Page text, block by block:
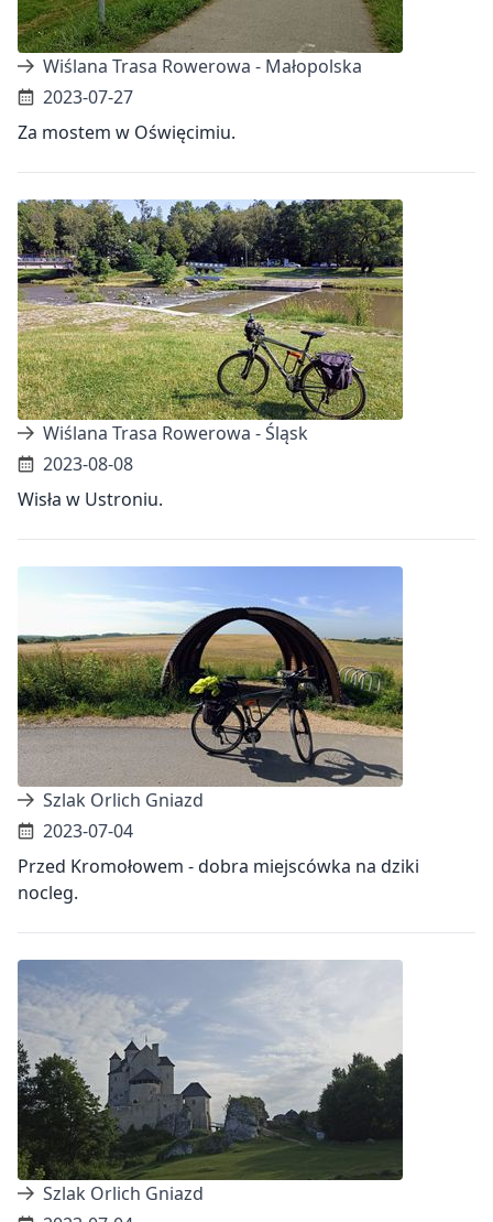
Wiślana Trasa Rowerowa - Małopolska
2023-07-27
Za mostem w Oświęcimiu.
Wiślana Trasa Rowerowa - Śląsk
2023-08-08
Wisła w Ustroniu.
Szlak Orlich Gniazd
2023-07-04
Przed Kromołowem - dobra miejscówka na dziki
nocleg.
Szlak Orlich Gniazd